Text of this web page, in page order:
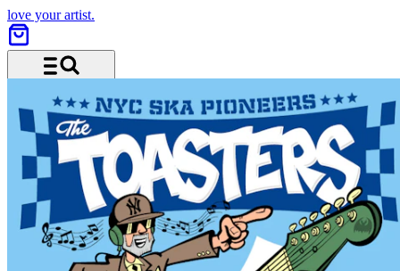
love your artist.